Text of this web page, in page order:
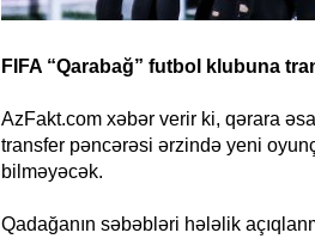
FIFA “Qarabağ” futbol klubuna
AzFakt.com xəbər verir ki, qərara
transfer pəncərəsi ərzində yeni
bilməyəcək.
Qadağanın səbəbləri hələlik